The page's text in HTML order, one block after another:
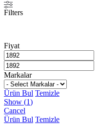
Filters
Fiyat
Markalar
Ürün Bul Temizle
Show (1)
Cancel
Ürün Bul Temizle